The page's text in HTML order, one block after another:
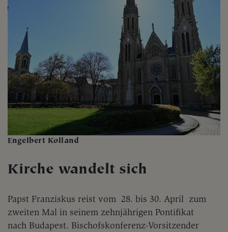
Engelbert Kolland
Kirche wandelt sich
Papst Franziskus reist vom 28. bis 30. April zum
zweiten Mal in seinem zehnjährigen Pontifikat
nach Budapest. Bischofskonferenz-Vorsitzender